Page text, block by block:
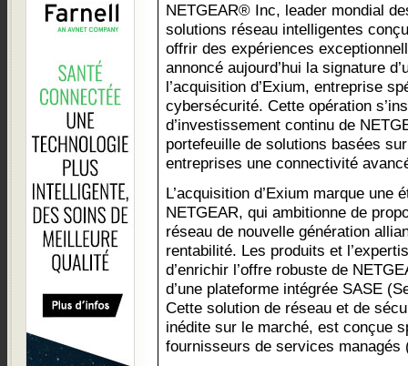
NETGEAR® Inc, leader mondial
solutions réseau intelligentes
offrir des expériences
annoncé aujourd’hui la signature
l’acquisition d’Exium, entreprise
cybersécurité. Cette opération
d’investissement continu de
portefeuille de solutions basées
entreprises une connectivité
L’acquisition d’Exium marque une
NETGEAR, qui ambitionne de
réseau de nouvelle génération
rentabilité. Les produits et
d’enrichir l’offre robuste de
d’une plateforme intégrée SASE
Cette solution de réseau et de
inédite sur le marché, est conçue
fournisseurs de services managés